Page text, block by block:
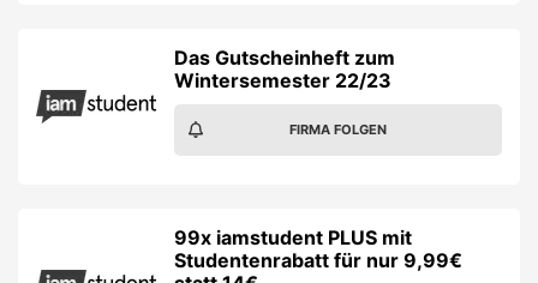
Das Gutscheinheft zum
Wintersemester 22/23
FIRMA FOLGEN
99x iamstudent PLUS mit
Studentenrabatt für nur 9,99€